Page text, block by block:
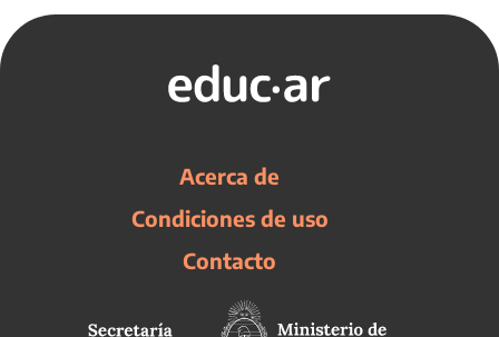
Acerca de
Condiciones de uso
Contacto